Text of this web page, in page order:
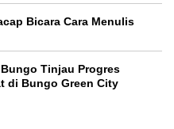
Bicara Cara Menulis
Tinjau Progres
di Bungo Green City